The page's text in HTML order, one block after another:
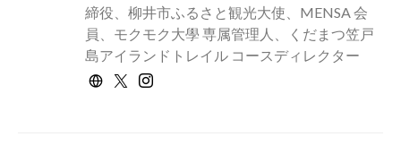
締役、柳井市ふるさと観光大使、MENSA 会
員、モクモク大學 専属管理人、くだまつ笠戸
島アイランドトレイル コースディレクター